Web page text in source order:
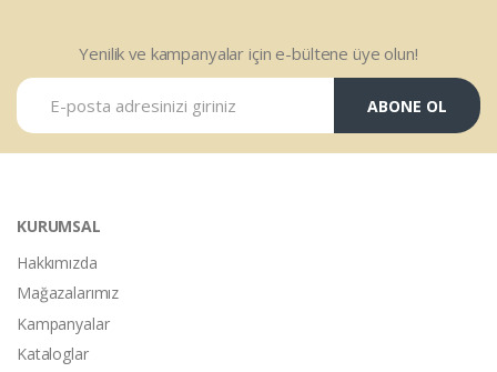
Yenilik ve kampanyalar için e-bültene üye olun!
ABONE OL
KURUMSAL
Hakkımızda
Mağazalarımız
Kampanyalar
Kataloglar